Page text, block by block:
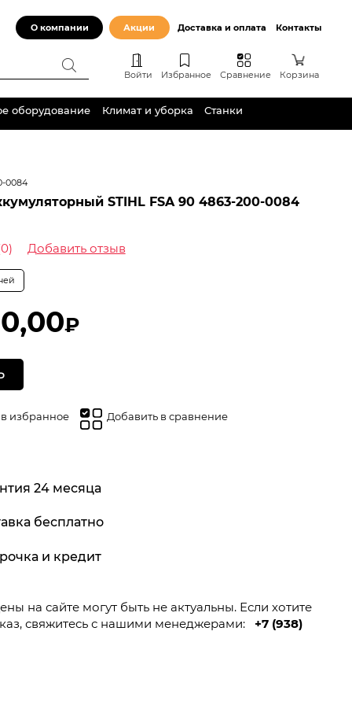
О компании Акции Доставка и оплата Контакты
Войти Избранное Сравнение Корзина
оборудование Климат и уборка Станки
0084
STIHL FSA 90 4863-200-0084
Добавить отзыв
₽
избранное Добавить в сравнение
24 месяца
бесплатно
и кредит
на сайте могут быть не актуальны. Если хотите
свяжитесь с нашими менеджерами:
+7 (938)